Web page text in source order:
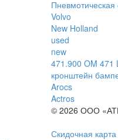
Пневмотическая
Volvo
New Holland
used
new
471.900 OM 471
кронштейн
Arocs
Actros
© 2026 ООО
Скидочная карта